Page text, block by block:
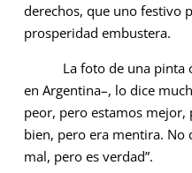
derechos, que uno festivo
prosperidad embustera.
La foto de una pinta
en Argentina–, lo dice
peor, pero estamos mejor,
bien, pero era mentira. No
mal, pero es verdad”.